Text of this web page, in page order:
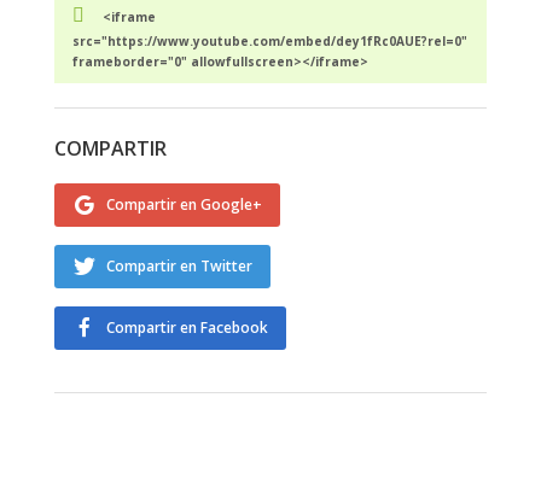
<iframe
src="https://www.youtube.com/embed/dey1fRc0AUE?rel=0"
frameborder="0" allowfullscreen></iframe>
COMPARTIR
Compartir en Google+
Compartir en Twitter
Compartir en Facebook